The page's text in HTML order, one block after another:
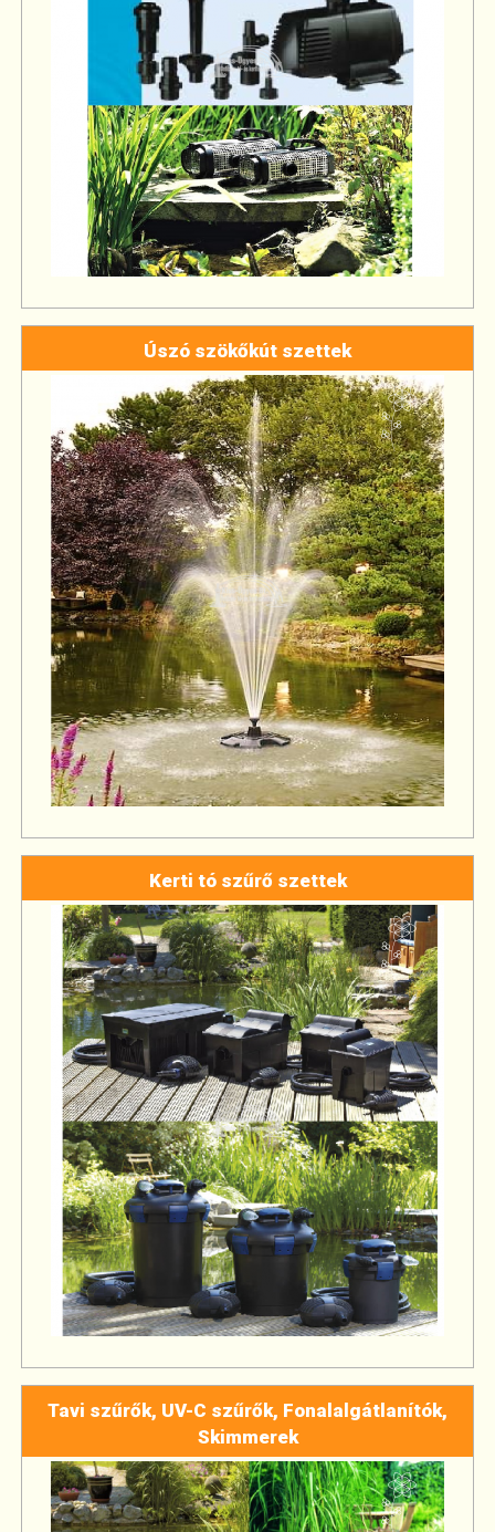
Úszó szökőkút szettek
Kerti tó szűrő szettek
Tavi szűrők, UV-C szűrők, Fonalalgátlanítók,
Skimmerek